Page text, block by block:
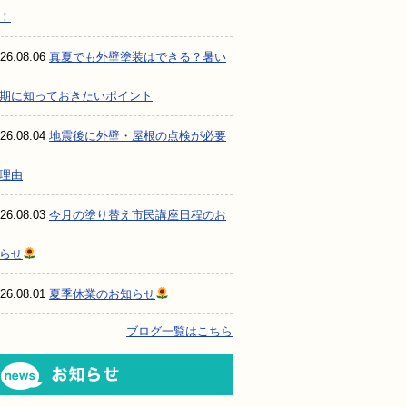
真夏でも外壁塗装はできる？暑い
に知っておきたいポイント
地震後に外壁・屋根の点検が必要
由
今月の塗り替え市民講座日程のお
せ
夏季休業のお知らせ
ブログ一覧はこちら